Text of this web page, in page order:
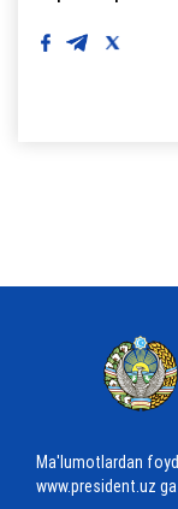
Ma'lumotlardan
www.president.uz